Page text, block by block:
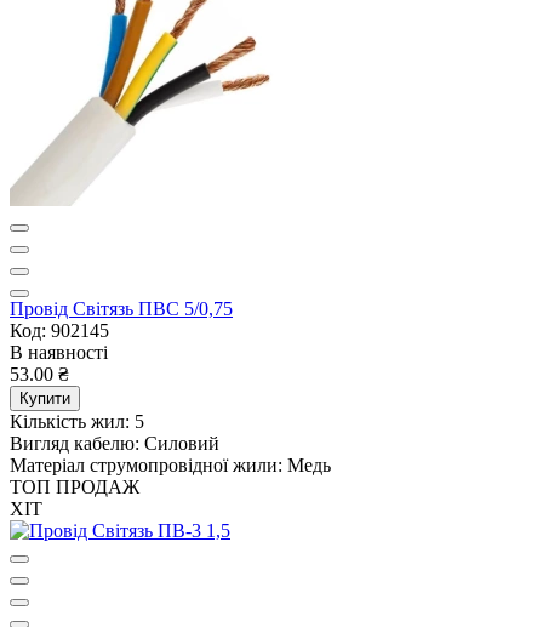
Провід Світязь ПВС 5/0,75
Код: 902145
В наявності
53.00 ₴
Купити
Кількість жил: 5
Вигляд кабелю: Силовий
Матеріал струмопровідної жили: Медь
ТОП ПРОДАЖ
ХІТ